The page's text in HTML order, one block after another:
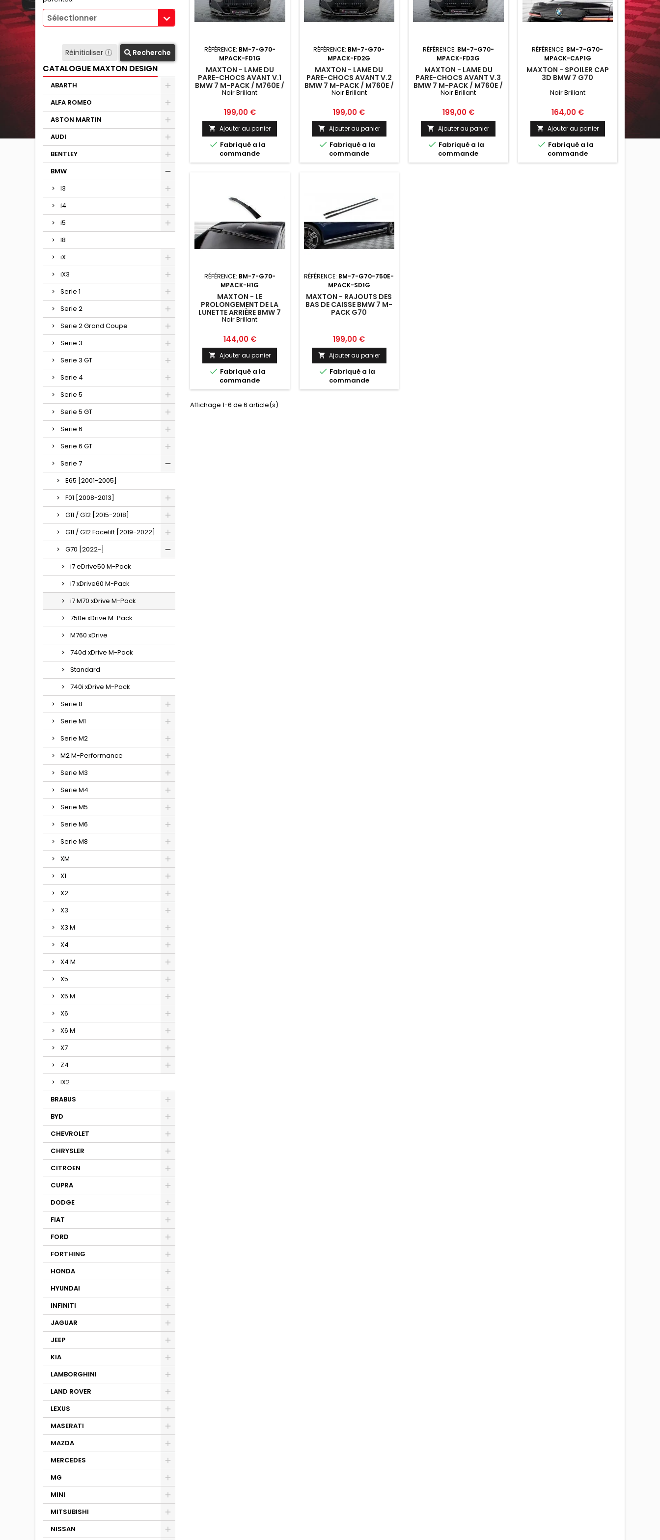
Sélectionner
Réinitialiser Recherche
CATALOGUE MAXTON DESIGN
ABARTH
ALFA ROMEO
ASTON MARTIN
AUDI
BENTLEY
BMW
I3
i4
i5
I8
iX
iX3
Serie 1
Serie 2
Serie 2 Grand Coupe
Serie 3
Serie 3 GT
Serie 4
Serie 5
Serie 5 GT
Serie 6
Serie 6 GT
Serie 7
E65 [2001-2005]
F01 [2008-2013]
G11 / G12 [2015-2018]
G11 / G12 Facelift [2019-2022]
G70 [2022-]
i7 eDrive50 M-Pack
i7 xDrive60 M-Pack
i7 M70 xDrive M-Pack
750e xDrive M-Pack
M760 xDrive
740d xDrive M-Pack
Standard
740i xDrive M-Pack
Serie 8
Serie M1
Serie M2
M2 M-Performance
Serie M3
Serie M4
Serie M5
Serie M6
Serie M8
XM
X1
X2
X3
X3 M
X4
X4 M
X5
X5 M
X6
X6 M
X7
Z4
IX2
BRABUS
BYD
CHEVROLET
CHRYSLER
CITROEN
CUPRA
DODGE
FIAT
FORD
FORTHING
HONDA
HYUNDAI
INFINITI
JAGUAR
JEEP
KIA
LAMBORGHINI
LAND ROVER
LEXUS
MASERATI
MAZDA
MERCEDES
MG
MINI
MITSUBISHI
NISSAN
RÉFÉRENCE: BM-7-G70-
MPACK-FD1G
MAXTON - LAME DU
PARE-CHOCS AVANT V.1
BMW 7 M-PACK / M760E /
I7 M-PACK G70 NOIR
Noir Brillant
Prix
199,00 €
 Ajouter au panier
 Fabriqué a la
commande
RÉFÉRENCE: BM-7-G70-
MPACK-FD2G
MAXTON - LAME DU
PARE-CHOCS AVANT V.2
BMW 7 M-PACK / M760E /
I7 M-PACK G70 NOIR
Noir Brillant
Prix
199,00 €
 Ajouter au panier
 Fabriqué a la
commande
RÉFÉRENCE: BM-7-G70-
MPACK-FD3G
MAXTON - LAME DU
PARE-CHOCS AVANT V.3
BMW 7 M-PACK / M760E /
I7 M-PACK G70 NOIR
Noir Brillant
Prix
199,00 €
 Ajouter au panier
 Fabriqué a la
commande
RÉFÉRENCE: BM-7-G70-
MPACK-CAP1G
MAXTON - SPOILER CAP
3D BMW 7 G70
Noir Brillant
Prix
164,00 €
 Ajouter au panier
 Fabriqué a la
commande
RÉFÉRENCE: BM-7-G70-
MPACK-H1G
MAXTON - LE
PROLONGEMENT DE LA
LUNETTE ARRIÈRE BMW 7
G70
Noir Brillant
Prix
144,00 €
 Ajouter au panier
 Fabriqué a la
commande
RÉFÉRENCE: BM-7-G70-750E-
MPACK-SD1G
MAXTON - RAJOUTS DES
BAS DE CAISSE BMW 7 M-
PACK G70
Prix
199,00 €
 Ajouter au panier
 Fabriqué a la
commande
Affichage 1-6 de 6 article(s)